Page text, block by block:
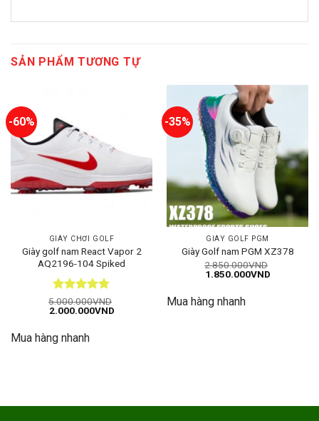
SẢN PHẨM TƯƠNG TỰ
-60%
GIÀY CHƠI GOLF
Giày golf nam React Vapor 2
AQ2196-104 Spiked
Được xếp
hạng55
5.000.000VND
Giá
5.000.000VND.
2.000.000VNDGiá
Mua hàng nhanh
-35%
GIÀY GOLF PGM
Giày Golf nam PGM XZ378
2.850.000VND
Giá
2.850.000VND.
1.850.000VNDGiá
Mua hàng nhanh